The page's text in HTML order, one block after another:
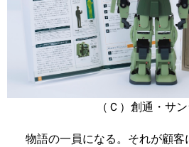
（Ｃ）創通・サ
物語の一員になる。それが顧客